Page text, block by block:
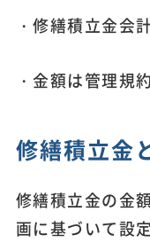
・修繕積立金会
・金額は管理規
修繕積立金
修繕積立金の金
画に基づいて設